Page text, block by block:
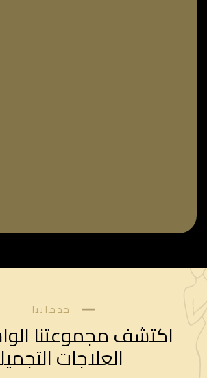
خدماتنا
اكتشف مجموعتنا
العلاجات التجميلية